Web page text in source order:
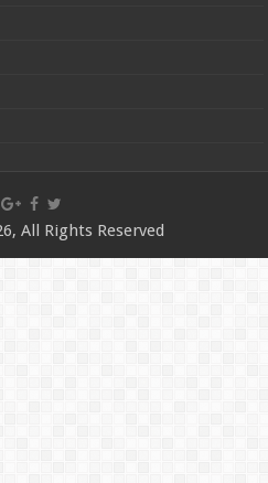
All Rights Reserved